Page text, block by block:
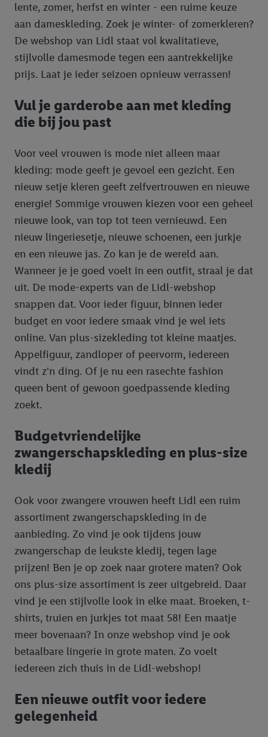
lente, zomer, herfst en winter - een ruime keuze
aan dameskleding. Zoek je winter- of zomerkleren?
De webshop van Lidl staat vol kwalitatieve,
stijlvolle damesmode tegen een aantrekkelijke
prijs. Laat je ieder seizoen opnieuw verrassen!
Vul je garderobe aan met kleding
die bij jou past
Voor veel vrouwen is mode niet alleen maar
kleding: mode geeft je gevoel een gezicht. Een
nieuw setje kleren geeft zelfvertrouwen en nieuwe
energie! Sommige vrouwen kiezen voor een geheel
nieuwe look, van top tot teen vernieuwd. Een
nieuw lingeriesetje, nieuwe schoenen, een jurkje
en een nieuwe jas. Zo kan je de wereld aan.
Wanneer je je goed voelt in een outfit, straal je dat
uit. De mode-experts van de Lidl-webshop
snappen dat. Voor ieder figuur, binnen ieder
budget en voor iedere smaak vind je wel iets
online. Van plus-sizekleding tot kleine maatjes.
Appelfiguur, zandloper of peervorm, iedereen
vindt z'n ding. Of je nu een rasechte fashion
queen bent of gewoon goedpassende kleding
zoekt.
Budgetvriendelijke
zwangerschapskleding en plus-size
kledij
Ook voor zwangere vrouwen heeft Lidl een ruim
assortiment zwangerschapskleding in de
aanbieding. Zo vind je ook tijdens jouw
zwangerschap de leukste kledij, tegen lage
prijzen! Ben je op zoek naar grotere maten? Ook
ons plus-size assortiment is zeer uitgebreid. Daar
vind je een stijlvolle look in elke maat. Broeken, t-
shirts, truien en jurkjes tot maat 58! Een maatje
meer bovenaan? In onze webshop vind je ook
betaalbare lingerie in grote maten. Zo voelt
iedereen zich thuis in de Lidl-webshop!
Een nieuwe outfit voor iedere
gelegenheid